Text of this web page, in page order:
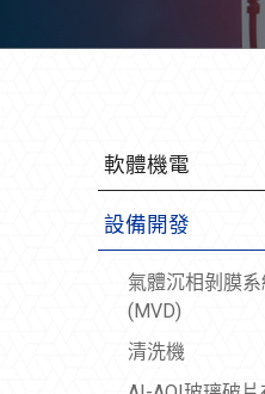
軟體機電
設備開發
氣體沉相剝膜
(MVD)
清洗機